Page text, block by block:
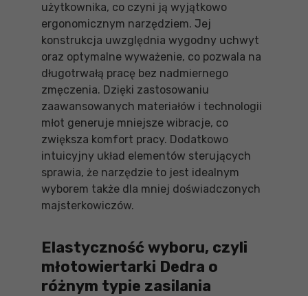
użytkownika, co czyni ją wyjątkowo
ergonomicznym narzędziem. Jej
konstrukcja uwzględnia wygodny uchwyt
oraz optymalne wyważenie, co pozwala na
długotrwałą pracę bez nadmiernego
zmęczenia. Dzięki zastosowaniu
zaawansowanych materiałów i technologii
młot generuje mniejsze wibracje, co
zwiększa komfort pracy. Dodatkowo
intuicyjny układ elementów sterujących
sprawia, że narzędzie to jest idealnym
wyborem także dla mniej doświadczonych
majsterkowiczów.
Elastyczność wyboru, czyli
młotowiertarki Dedra o
różnym typie zasilania